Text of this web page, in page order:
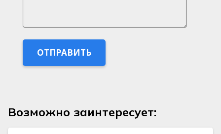
Возможно заинтересует: